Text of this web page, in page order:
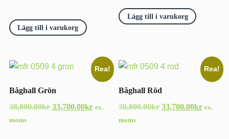
Lägg till i varukorg
Lägg till i varukorg
Rea!
Båghall Grön
38,800.00kr Det
33,700.00krDet
nuvarande
ex.
moms
Rea!
Båghall Röd
38,800.00kr Det
33,700.00krDet
ex.
moms